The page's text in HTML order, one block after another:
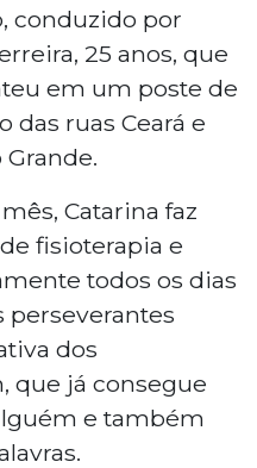
conduzido por
25 anos, que
em um poste de
ruas Ceará e
Catarina faz
fisioterapia e
todos os dias
perseverantes
dos
que já consegue
e também